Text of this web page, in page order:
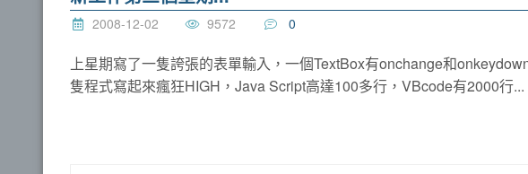
2008-12-02 9572 0
上星期寫了一隻誇張的表單輸入，一個TextBox有onchange和
隻程式寫起來瘋狂HIGH，Java Script高達100多行，VBcode有2000行...